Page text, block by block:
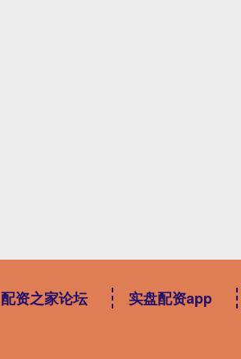
配资之家论坛 实盘配资app